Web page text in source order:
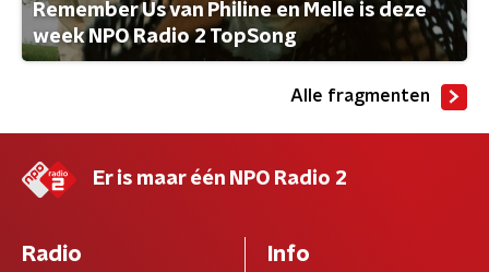
Remember Us van Philine en Melle is deze
week NPO Radio 2 TopSong
Alle fragmenten
Er is maar één NPO Radio 2
Radio Info